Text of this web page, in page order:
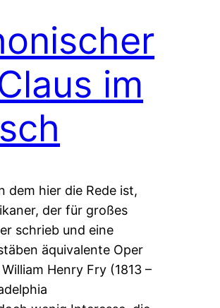
im
dem hier die Rede ist,
der für großes
schrieb und eine
äquivalente Oper
Henry Fry (1813 –